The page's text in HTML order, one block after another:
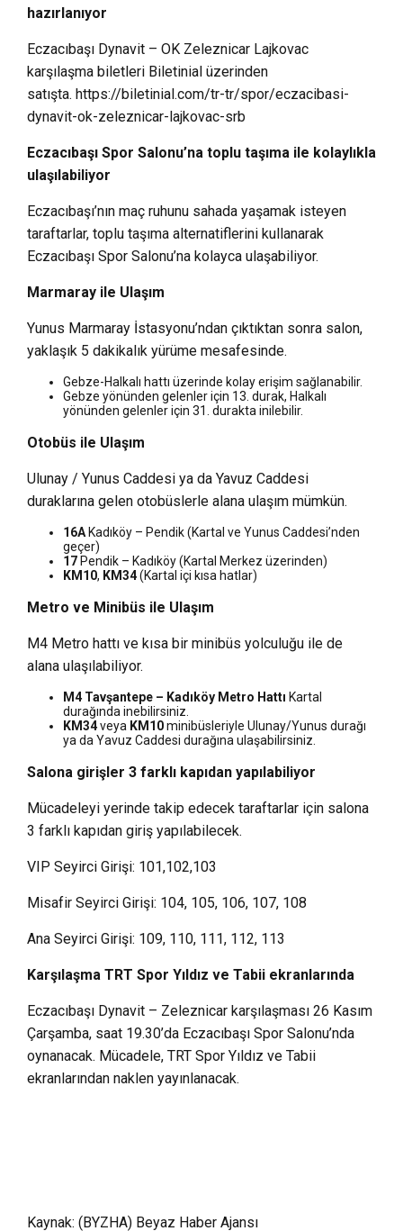
hazırlanıyor
Eczacıbaşı Dynavit – OK Zeleznicar Lajkovac
karşılaşma biletleri Biletinial üzerinden
satışta. https://biletinial.com/tr-tr/spor/eczacibasi-
dynavit-ok-zeleznicar-lajkovac-srb
Eczacıbaşı Spor Salonu’na toplu taşıma ile kolaylıkla
ulaşılabiliyor
Eczacıbaşı’nın maç ruhunu sahada yaşamak isteyen
taraftarlar, toplu taşıma alternatiflerini kullanarak
Eczacıbaşı Spor Salonu’na kolayca ulaşabiliyor.
Marmaray ile Ulaşım
Yunus Marmaray İstasyonu’ndan çıktıktan sonra salon,
yaklaşık 5 dakikalık yürüme mesafesinde.
Gebze-Halkalı hattı üzerinde kolay erişim sağlanabilir.
Gebze yönünden gelenler için 13. durak, Halkalı
yönünden gelenler için 31. durakta inilebilir.
Otobüs ile Ulaşım
Ulunay / Yunus Caddesi ya da Yavuz Caddesi
duraklarına gelen otobüslerle alana ulaşım mümkün.
16A Kadıköy – Pendik (Kartal ve Yunus Caddesi’nden
geçer)
17 Pendik – Kadıköy (Kartal Merkez üzerinden)
KM10, KM34(Kartal içi kısa hatlar)
Metro ve Minibüs ile Ulaşım
M4 Metro hattı ve kısa bir minibüs yolculuğu ile de
alana ulaşılabiliyor.
M4 Tavşantepe – Kadıköy Metro Hattı Kartal
durağında inebilirsiniz.
KM34veya KM10minibüsleriyle Ulunay/Yunus durağı
ya da Yavuz Caddesi durağına ulaşabilirsiniz.
Salona girişler 3 farklı kapıdan yapılabiliyor
Mücadeleyi yerinde takip edecek taraftarlar için salona
3 farklı kapıdan giriş yapılabilecek.
VIP Seyirci Girişi: 101,102,103
Misafir Seyirci Girişi: 104, 105, 106, 107, 108
Ana Seyirci Girişi: 109, 110, 111, 112, 113
Karşılaşma TRT Spor Yıldız ve Tabii ekranlarında
Eczacıbaşı Dynavit – Zeleznicar karşılaşması 26 Kasım
Çarşamba, saat 19.30’da Eczacıbaşı Spor Salonu’nda
oynanacak. Mücadele, TRT Spor Yıldız ve Tabii
ekranlarından naklen yayınlanacak.
Kaynak: (BYZHA) Beyaz Haber Ajansı